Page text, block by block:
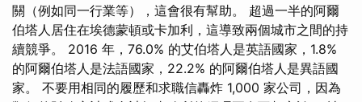
關（例如同一行業等），這會很有幫助。 超過一半的阿爾
伯塔人居住在埃德蒙頓或卡加利，這導致兩個城市之間的持
續競爭。 2016 年，76.0% 的艾伯塔人是英語國家，1.8%
的阿爾伯塔人是法語國家，22.2% 的阿爾伯塔人是異語國
家。 不要用相同的履歷和求職信轟炸 1,000 家公司，因為